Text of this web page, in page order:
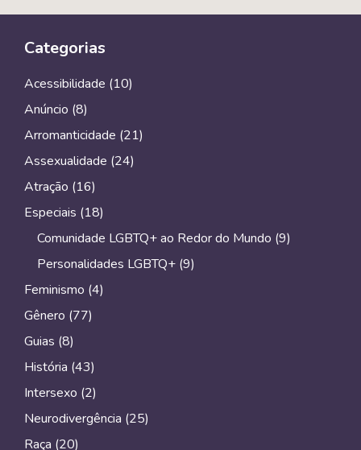
e
o
o
t
e
r
y
n
t
e
i
Categorias
Acessibilidade (10)
Anúncio (8)
Arromanticidade (21)
Assexualidade (24)
Atração (16)
Especiais (18)
Comunidade LGBTQ+ ao Redor do Mundo (9)
Personalidades LGBTQ+ (9)
Feminismo (4)
Gênero (77)
Guias (8)
História (43)
Intersexo (2)
Neurodivergência (25)
Raça (20)